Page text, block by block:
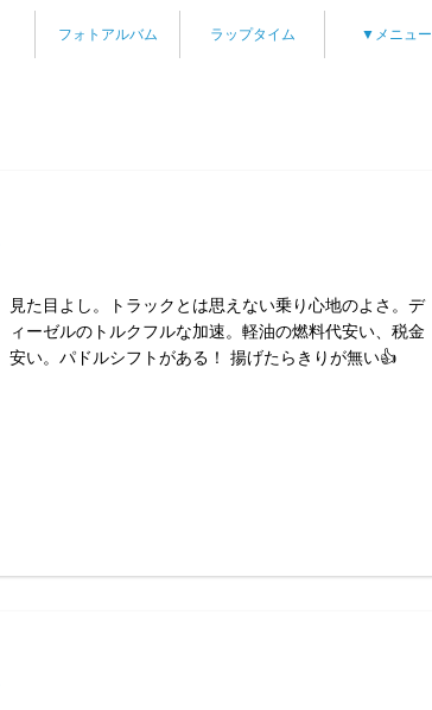
フォトアルバム ラップタイム ▼メニュー
見た目よし。トラックとは思えない乗り心地のよさ。デ
ィーゼルのトルクフルな加速。軽油の燃料代安い、税金
安い。パドルシフトがある！ 揚げたらきりが無い👍